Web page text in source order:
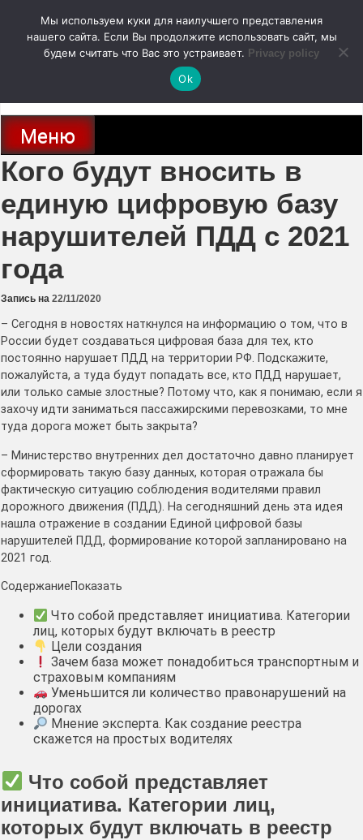
содержимому
autodoc24.ru
Новости про современные автомобили и не только, новинки зарубежного
и отечественного автопрома
Меню
Кого будут вносить в
единую цифровую базу
нарушителей ПДД с 2021
года
Запись на 22/11/2020
– Сегодня в новостях наткнулся на информацию о том, что в
России будет создаваться цифровая база для тех, кто
постоянно нарушает ПДД на территории РФ. Подскажите,
пожалуйста, а туда будут попадать все, кто ПДД нарушает,
или только самые злостные? Потому что, как я понимаю, если я
захочу идти заниматься пассажирскими перевозками, то мне
туда дорога может быть закрыта?
– Министерство внутренних дел достаточно давно планирует
сформировать такую базу данных, которая отражала бы
фактическую ситуацию соблюдения водителями правил
дорожного движения (ПДД). На сегодняшний день эта идея
нашла отражение в создании Единой цифровой базы
нарушителей ПДД, формирование которой запланировано на
2021 год.
СодержаниеПоказать
Что собой представляет инициатива. Категории
лиц, которых будут включать в реестр
Цели создания
Зачем база может понадобиться транспортным и
страховым компаниям
Уменьшится ли количество правонарушений на
дорогах
Мнение эксперта. Как создание реестра
скажется на простых водителях
Что собой представляет
инициатива. Категории лиц,
которых будут включать в реестр
Мы используем куки для наилучшего представления
нашего сайта. Если Вы продолжите использовать сайт, мы
будем считать что Вас это устраивает. Privacy policy
Ok